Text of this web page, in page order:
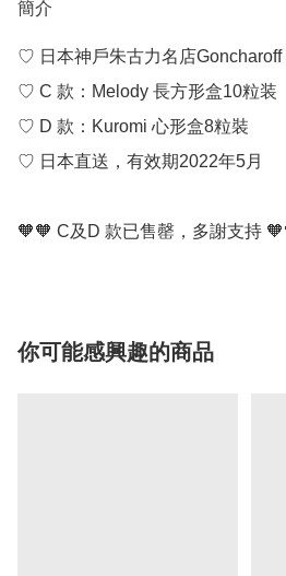
簡介
♡ 日本神戶朱古力名店Goncharoff
♡ C 款：Melody 長方形盒10粒装
♡ D 款：Kuromi 心形盒8粒裝
♡ 日本直送，有效期2022年5月
🧡🧡 C及D 款已售罄，多謝支持
你可能感興趣的商品